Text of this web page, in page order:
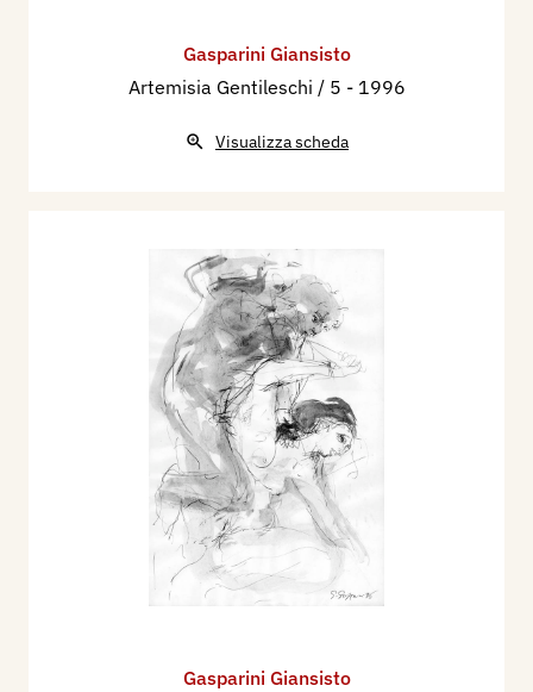
Gasparini Giansisto
Artemisia Gentileschi / 5 - 1996
Visualizza scheda
Gasparini Giansisto